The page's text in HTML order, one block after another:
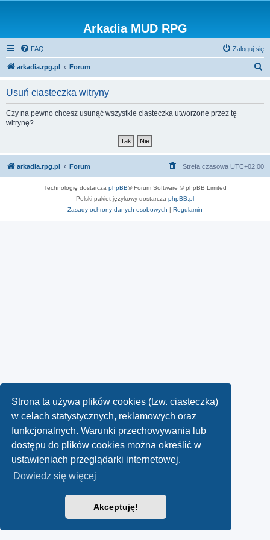
Strona ta używa plików cookies (tzw. ciasteczka)
w celach statystycznych, reklamowych oraz
funkcjonalnych. Warunki przechowywania lub
dostępu do plików cookies można określić w
ustawieniach przeglądarki internetowej.
Dowiedz się więcej
Akceptuję!
Arkadia MUD RPG
FAQ Zaloguj się
arkadia.rpg.pl Forum
Usuń ciasteczka witryny
Czy na pewno chcesz usunąć wszystkie ciasteczka utworzone przez tę
witrynę?
arkadia.rpg.pl Forum Strefa czasowa UTC+02:00
Technologię dostarcza phpBB® Forum Software © phpBB Limited
Polski pakiet językowy dostarcza phpBB.pl
Zasady ochrony danych osobowych | Regulamin